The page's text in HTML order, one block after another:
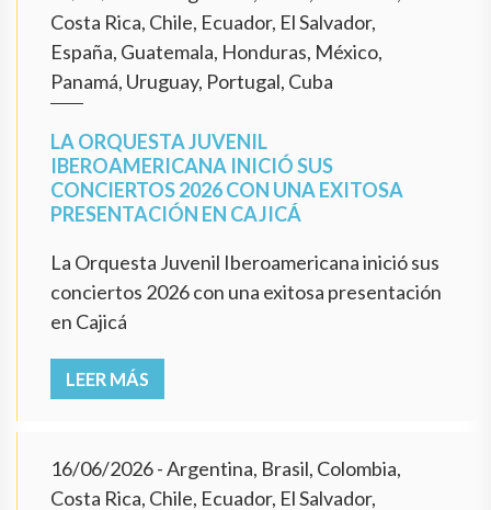
Costa Rica, Chile, Ecuador, El Salvador,
España, Guatemala, Honduras, México,
Panamá, Uruguay, Portugal, Cuba
LA ORQUESTA JUVENIL
IBEROAMERICANA INICIÓ SUS
CONCIERTOS 2026 CON UNA EXITOSA
PRESENTACIÓN EN CAJICÁ
La Orquesta Juvenil Iberoamericana inició sus
conciertos 2026 con una exitosa presentación
en Cajicá
LEER MÁS
16/06/2026- Argentina, Brasil, Colombia,
Costa Rica, Chile, Ecuador, El Salvador,